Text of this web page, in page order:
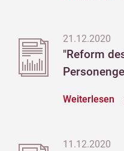
21.12.2020
"Reform
Weiterlesen
11.12.2020